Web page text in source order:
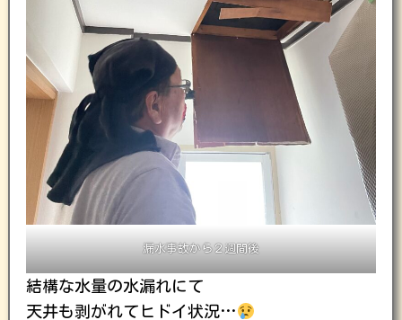
漏水事故から２週間後
結構な水量の水漏れにて
天井も剥がれてヒドイ状況…